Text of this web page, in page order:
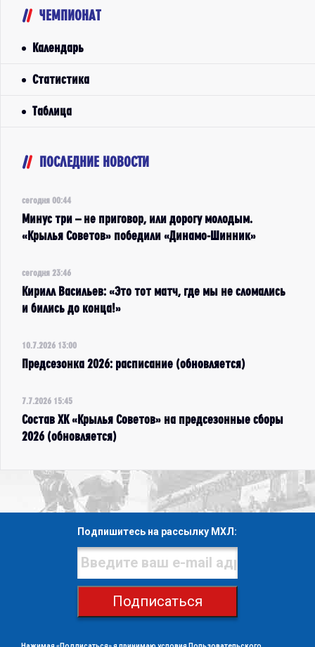
ЧЕМПИОНАТ
Календарь
Статистика
Таблица
ПОСЛЕДНИЕ НОВОСТИ
сегодня 00:44
Минус три – не приговор, или дорогу молодым.
«Крылья Советов» победили «Динамо-Шинник»
сегодня 23:46
Кирилл Васильев: «Это тот матч, где мы не сломались
и бились до конца!»
10.7.2026 13:00
Предсезонка 2026: расписание (обновляется)
7.7.2026 15:45
Состав ХК «Крылья Советов» на предсезонные сборы
2026 (обновляется)
Подпишитесь на рассылку МХЛ:
Подписаться